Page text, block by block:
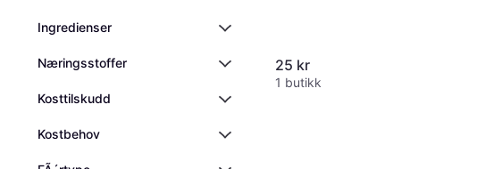
Ingredienser
Næringsstoffer
Kosttilskudd
Kostbehov
25 kr
1 butikk